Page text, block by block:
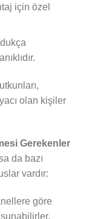
için özel
olan kişiler
Gerekenler
da bazı
vardır:
göre